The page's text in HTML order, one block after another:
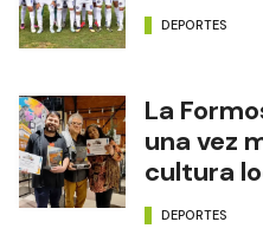
DEPORTES
La
una vez
cultura
DEPORTES